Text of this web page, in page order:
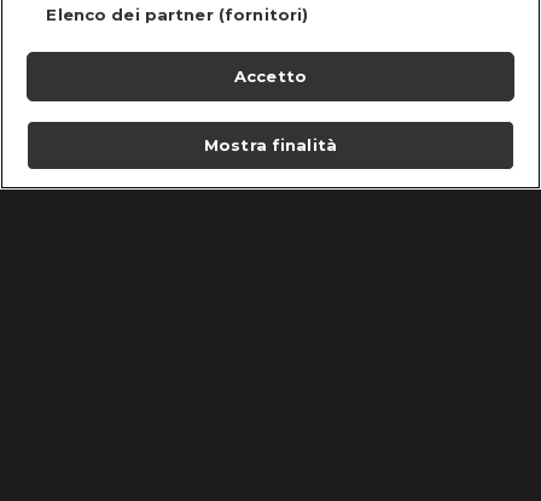
Elenco dei partner (fornitori)
Accetto
Mostra finalità